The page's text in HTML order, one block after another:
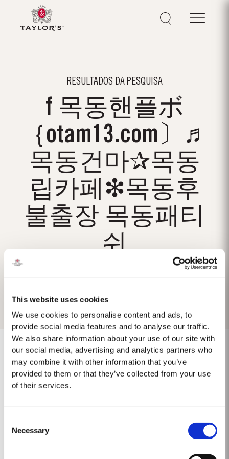
This website uses cookies
We use cookies to personalise content and ads, to
provide social media features and to analyse our traffic.
We also share information about your use of our site with
our social media, advertising and analytics partners who
may combine it with other information that you’ve
provided to them or that they’ve collected from your use
of their services.
Selection
Necessary
RESULTADOS DA PESQUISA
f 목동핸플ボ
｛otam13.com〕♬
목동건마✰목동
립카페❇목동후
불출장 목동패티
쉬
Aucun résultat trouvé.